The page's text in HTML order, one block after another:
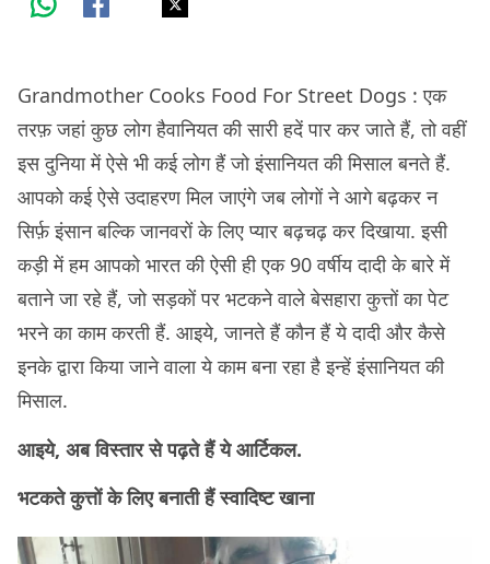
Grandmother Cooks Food For Street Dogs : एक
तरफ़ जहां कुछ लोग हैवानियत की सारी हदें पार कर जाते हैं, तो वहीं
इस दुनिया में ऐसे भी कई लोग हैं जो इंसानियत की मिसाल बनते हैं.
आपको कई ऐसे उदाहरण मिल जाएंगे जब लोगों ने आगे बढ़कर न
सिर्फ़ इंसान बल्कि जानवरों के लिए प्यार बढ़चढ़ कर दिखाया. इसी
कड़ी में हम आपको भारत की ऐसी ही एक 90 वर्षीय दादी के बारे में
बताने जा रहे हैं, जो सड़कों पर भटकने वाले बेसहारा कुत्तों का पेट
भरने का काम करती हैं. आइये, जानते हैं कौन हैं ये दादी और कैसे
इनके द्वारा किया जाने वाला ये काम बना रहा है इन्हें इंसानियत की
मिसाल.
आइये, अब विस्तार से पढ़ते हैं ये आर्टिकल.
भटकते कुत्तों के लिए बनाती हैं स्वादिष्ट खाना